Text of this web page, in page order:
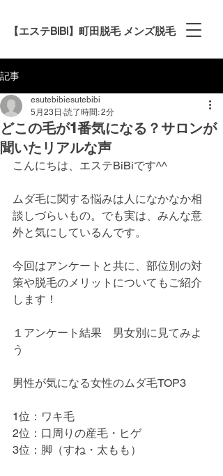
【エステBiBi】町田脱毛 メンズ脱毛
記事
どこの毛が1番気になる？サロンが
聞いたリアルな声
esutebibiesutebibi
5月23日 読了時間: 2分
こんにちは、エステBiBiです^^
ムダ毛に関する悩みは人になかなか相
談しづらいもの。でも実は、みんな意
外と気にしているんです。
今回はアンケートと共に、部位別の対
策や脱毛のメリットについてもご紹介
します！
１アンケート結果　男女別に見てみよ
う
男性が気になる女性のムダ毛TOP3
1位：ワキ毛
2位：口周りの産毛・ヒゲ
3位：脚（すね・太もも）